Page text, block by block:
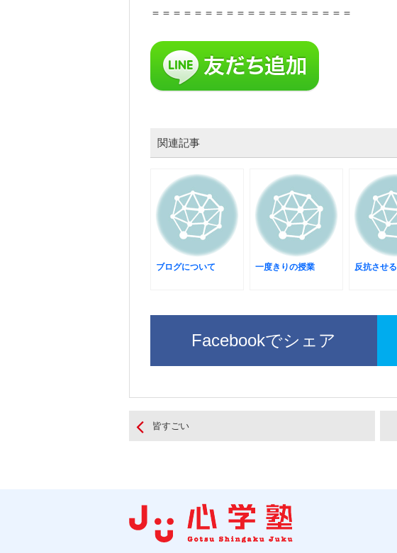
＝＝＝＝＝＝＝＝＝＝＝＝＝＝＝＝＝＝＝
関連記事
ブログについて 一度きりの授業 反抗させる
Facebookでシェア
皆すごい